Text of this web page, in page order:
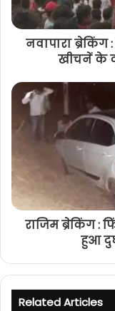
नवापारा ब्रेकिंग
खीचनें के
राजिम ब्रेकिंग :
हुआ
Related Articles